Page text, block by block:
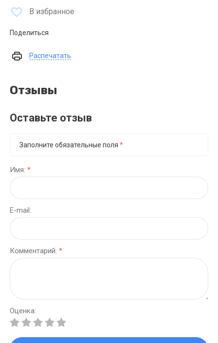
В избранное
Поделиться
Распечатать
Отзывы
Оставьте отзыв
Заполните обязательные поля *
Имя: *
E-mail:
Комментарий: *
Оценка: